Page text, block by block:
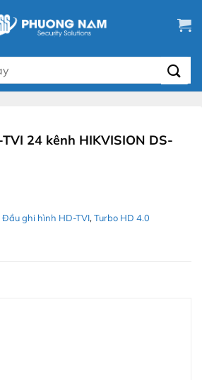
24 kênh HIKVISION DS-
Đầu ghi hình HD-TVI, Turbo HD 4.0